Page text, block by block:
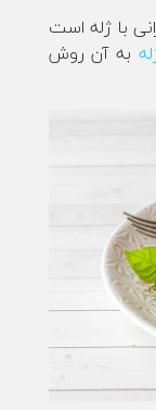
با ژله است
به آن روش